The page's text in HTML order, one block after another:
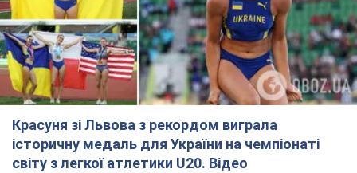
Красуня зі Львова з рекордом виграла
історичну медаль для України на чемпіонаті
світу з легкої атлетики U20. Відео